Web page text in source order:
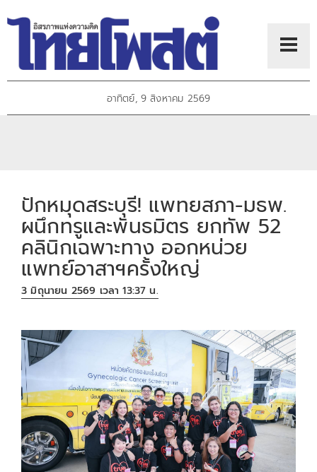
อาทิตย์, 9 สิงหาคม 2569
ปักหมุดสระบุรี! แพทยสภา-มธพ.
ผนึกทรูและพันธมิตร ยกทัพ 52
คลินิกเฉพาะทาง ออกหน่วย
แพทย์อาสาฯครั้งใหญ่
3 มิถุนายน 2569 เวลา 13:37 น.